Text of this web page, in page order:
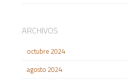
ARCHIVOS
octubre 2024
agosto 2024